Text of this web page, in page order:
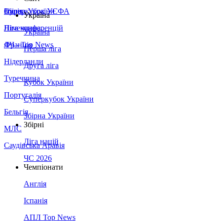
Збірна України
Італія
Німеччина
Франція
Нідерланди
Туреччина
Португалія
Бельгія
МЛС
Саудівська Аравія
Суперкубок УЄФА
Ліга конференцій
ЛЧ - Top News
Україна
Україна
Перша ліга
Друга ліга
Кубок України
Суперкубок України
Збірна України
Збірні
Ліга націй
ЧС 2026
Чемпіонати
Англія
Іспанія
АПЛ Top News